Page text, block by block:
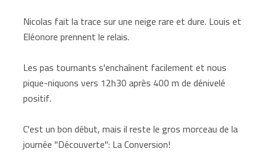
Nicolas fait la trace sur une neige rare et dure. Louis et
Eléonore prennent le relais.
Les pas tournants s'enchaînent facilement et nous
pique-niquons vers 12h30 après 400 m de dénivelé
positif.
C'est un bon début, mais il reste le gros morceau de la
journée "Découverte": La Conversion!